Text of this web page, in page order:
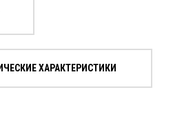
ХАРАКТЕРИСТИКИ